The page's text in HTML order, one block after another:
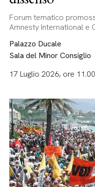
Forum tematico
Amnesty International e
Palazzo Ducale
Sala del Minor Consiglio
17 Luglio 2026, ore 11.00